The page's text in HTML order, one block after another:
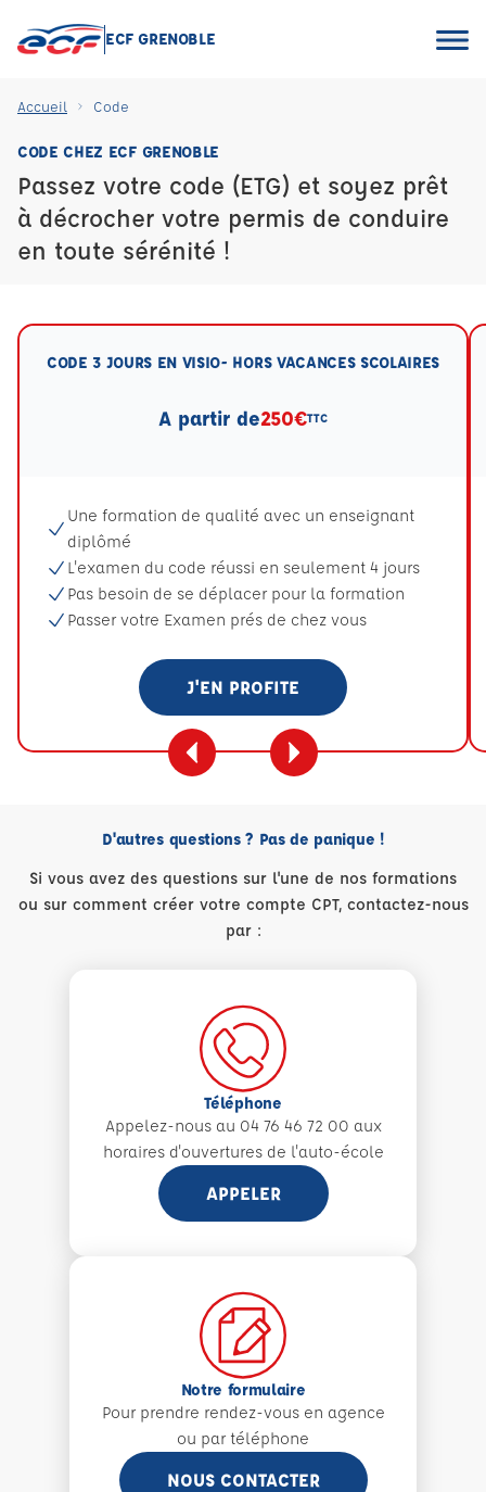
ECF GRENOBLE
Accueil Code
CODE CHEZ ECF GRENOBLE
Passez votre code (ETG) et soyez prêt
à décrocher votre permis de conduire
en toute sérénité !
CODE 3 JOURS EN VISIO- HORS VACANCES SCOLAIRES
A partir de250€TTC
Une formation de qualité avec un enseignant
diplômé
L'examen du code réussi en seulement 4 jours
Pas besoin de se déplacer pour la formation
Passer votre Examen prés de chez vous
J'EN PROFITE
D'autres questions ? Pas de panique !
Si vous avez des questions sur l'une de nos formations
ou sur comment créer votre compte CPT, contactez-nous
par :
Téléphone
Appelez-nous au 04 76 46 72 00 aux
horaires d'ouvertures de l'auto-école
APPELER
Notre formulaire
Pour prendre rendez-vous en agence
ou par téléphone
NOUS CONTACTER